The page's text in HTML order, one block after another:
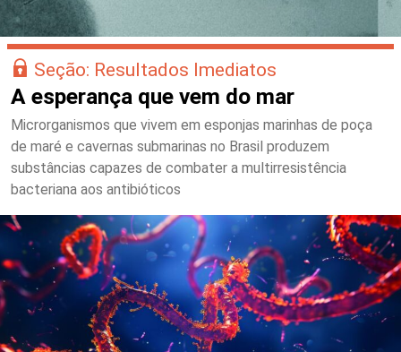
Seção: Resultados Imediatos
A esperança que vem do mar
Microrganismos que vivem em esponjas marinhas de poça
de maré e cavernas submarinas no Brasil produzem
substâncias capazes de combater a multirresistência
bacteriana aos antibióticos